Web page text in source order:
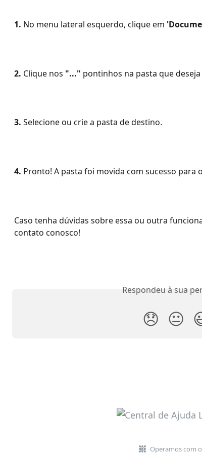
1. No menu lateral esquerdo, clique em
2. Clique nos "..." pontinhos na pasta que deseja
3. Selecione ou crie a pasta de destino.
4. Pronto! A pasta foi movida com sucesso para
Caso tenha dúvidas sobre essa ou outra
contato conosco!
Respondeu à sua
😞 😐
Operamos com